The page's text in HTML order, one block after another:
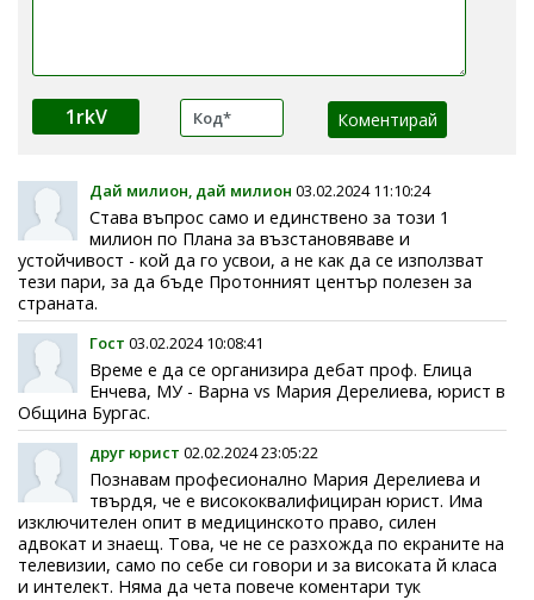
1rkV
Дай милион, дай милион 03.02.2024 11:10:24
Става въпрос само и единствено за този 1
милион по Плана за възстановяваве и
устойчивост - кой да го усвои, а не как да се използват
тези пари, за да бъде Протонният център полезен за
страната.
Гост 03.02.2024 10:08:41
Време е да се организира дебат проф. Елица
Енчева, МУ - Варна vs Мария Дерелиева, юрист в
Община Бургас.
друг юрист 02.02.2024 23:05:22
Познавам професионално Мария Дерелиева и
твърдя, че е висококвалифициран юрист. Има
изключителен опит в медицинското право, силен
адвокат и знаещ. Това, че не се разхожда по екраните на
телевизии, само по себе си говори и за високата й класа
и интелект. Няма да чета повече коментари тук